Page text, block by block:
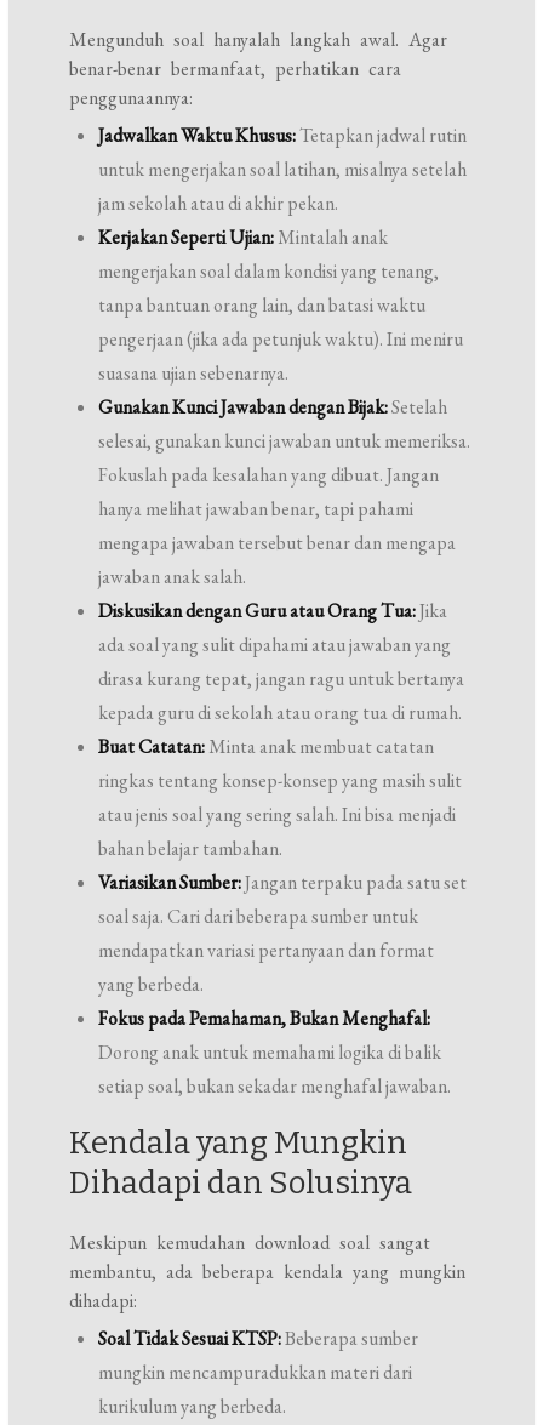
Mengunduh soal hanyalah langkah awal. Agar
benar-benar bermanfaat, perhatikan cara
penggunaannya:
Jadwalkan Waktu Khusus:Tetapkan jadwal rutin
untuk mengerjakan soal latihan, misalnya setelah
jam sekolah atau di akhir pekan.
Kerjakan Seperti Ujian:Mintalah anak
mengerjakan soal dalam kondisi yang tenang,
tanpa bantuan orang lain, dan batasi waktu
pengerjaan (jika ada petunjuk waktu). Ini meniru
suasana ujian sebenarnya.
Gunakan Kunci Jawaban dengan Bijak:Setelah
selesai, gunakan kunci jawaban untuk memeriksa.
Fokuslah pada kesalahan yang dibuat. Jangan
hanya melihat jawaban benar, tapi pahami
mengapa jawaban tersebut benar dan mengapa
jawaban anak salah.
Diskusikan dengan Guru atau Orang Tua:Jika
ada soal yang sulit dipahami atau jawaban yang
dirasa kurang tepat, jangan ragu untuk bertanya
kepada guru di sekolah atau orang tua di rumah.
Buat Catatan:Minta anak membuat catatan
ringkas tentang konsep-konsep yang masih sulit
atau jenis soal yang sering salah. Ini bisa menjadi
bahan belajar tambahan.
Variasikan Sumber:Jangan terpaku pada satu set
soal saja. Cari dari beberapa sumber untuk
mendapatkan variasi pertanyaan dan format
yang berbeda.
Fokus pada Pemahaman, Bukan Menghafal:
Dorong anak untuk memahami logika di balik
setiap soal, bukan sekadar menghafal jawaban.
Kendala yang Mungkin
Dihadapi dan Solusinya
Meskipun kemudahan download soal sangat
membantu, ada beberapa kendala yang mungkin
dihadapi:
Soal Tidak Sesuai KTSP:Beberapa sumber
mungkin mencampuradukkan materi dari
kurikulum yang berbeda.